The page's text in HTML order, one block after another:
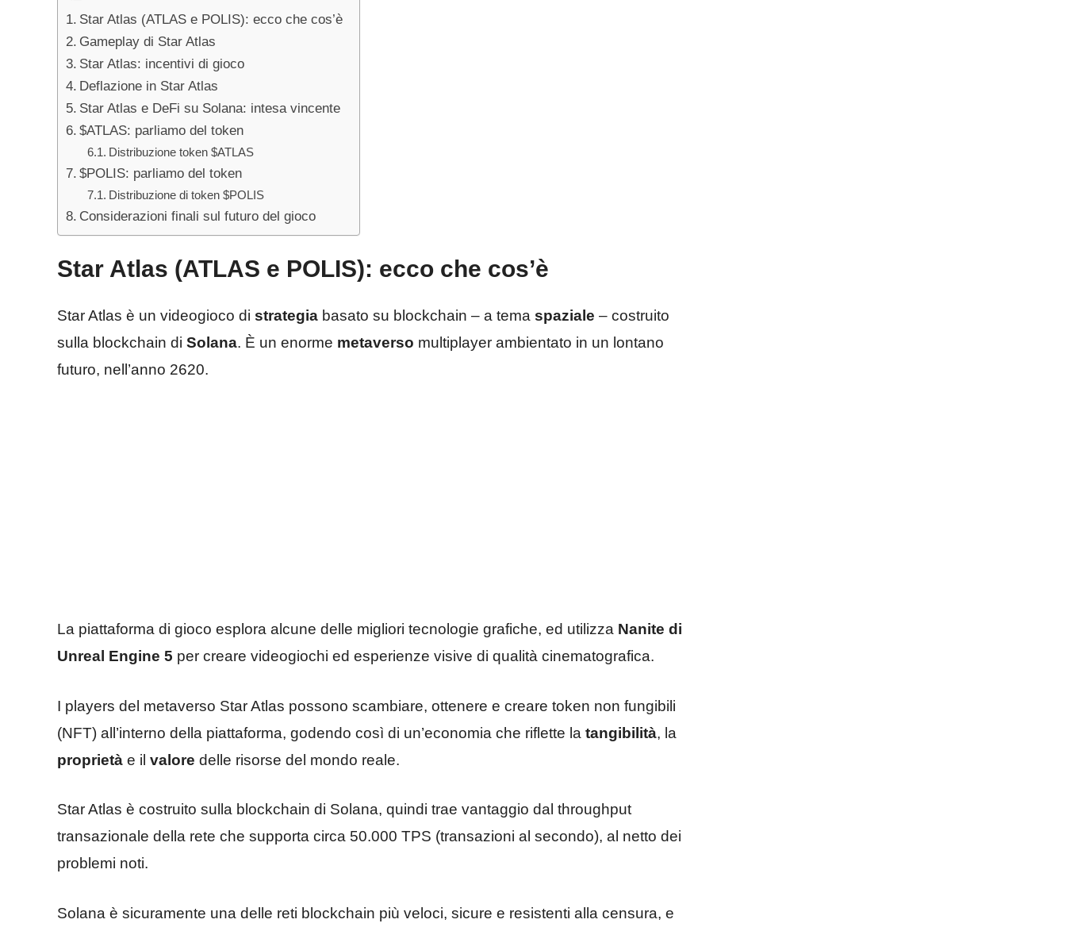
Star Atlas (ATLAS e POLIS): ecco che cos’è
Gameplay di Star Atlas
Star Atlas: incentivi di gioco
Deflazione in Star Atlas
Star Atlas e DeFi su Solana: intesa vincente
$ATLAS: parliamo del token
Distribuzione token $ATLAS
$POLIS: parliamo del token
Distribuzione di token $POLIS
Considerazioni finali sul futuro del gioco
Star Atlas (ATLAS e POLIS): ecco che cos’è
Star Atlas è un videogioco di strategia basato su blockchain – a tema spaziale – costruito
sulla blockchain di Solana. È un enorme metaverso multiplayer ambientato in un lontano
futuro, nell’anno 2620.
La piattaforma di gioco esplora alcune delle migliori tecnologie grafiche, ed utilizza Nanite di
Unreal Engine 5 per creare videogiochi ed esperienze visive di qualità cinematografica.
I players del metaverso Star Atlas possono scambiare, ottenere e creare token non fungibili
(NFT) all’interno della piattaforma, godendo così di un’economia che riflette la tangibilità, la
proprietà e il valore delle risorse del mondo reale.
Star Atlas è costruito sulla blockchain di Solana, quindi trae vantaggio dal throughput
transazionale della rete che supporta circa 50.000 TPS (transazioni al secondo), al netto dei
problemi noti.
Solana è sicuramente una delle reti blockchain più veloci, sicure e resistenti alla censura, e